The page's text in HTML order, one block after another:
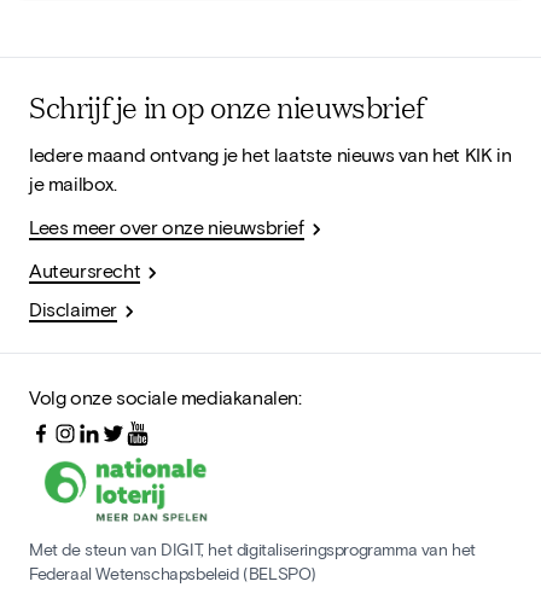
Schrijf je in op onze nieuwsbrief
Iedere maand ontvang je het laatste nieuws van het KIK in
je mailbox.
Lees meer over onze nieuwsbrief
Auteursrecht
Disclaimer
Volg onze sociale mediakanalen:
Met de steun van DIGIT, het digitaliseringsprogramma van het
Federaal Wetenschapsbeleid (BELSPO)